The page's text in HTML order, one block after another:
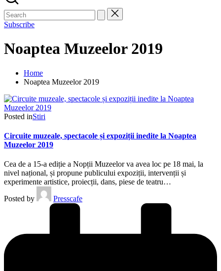
Subscribe
Noaptea Muzeelor 2019
Home
Noaptea Muzeelor 2019
Posted inStiri
Circuite muzeale, spectacole și expoziții inedite la Noaptea
Muzeelor 2019
Cea de a 15-a ediție a Nopții Muzeelor va avea loc pe 18 mai, la
nivel național, și propune publicului expoziții, intervenții și
experimente artistice, proiecții, dans, piese de teatru…
Posted by
Presscafe